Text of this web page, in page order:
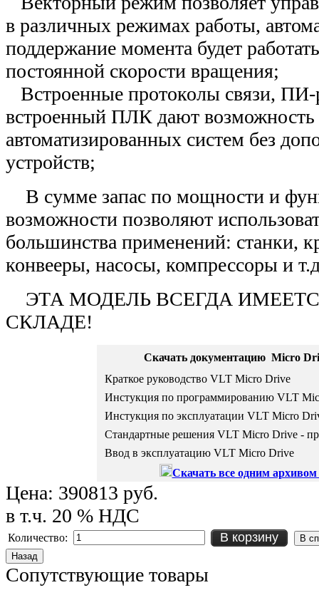
в различных режимах работы,
поддержание момента будет
постоянной скорости вращения;
Встроенные протоколы связи, ПИ-
встроенный ПЛК дают возможность
автоматизированных систем без
устройств;
В сумме запас по мощности и
возможности позволяют
большинства применений: станки,
конвееры, насосы, компрессоры и
ЭТА МОДЕЛЬ ВСЕГДА
СКЛАДЕ!
Скачать документацию Micro
Краткое руководство VLT Micro Drive
Инстукция по программированию VLT
Инстукция по эксплуатации VLT Micro
Стандартные решения VLT Micro Drive -
Ввод в эксплуатацию VLT Micro Drive
Скачать все одним архивом
Цена: 390813 руб.
в т.ч. 20 % НДС
Количество: В корзину
Сопутствующие товары